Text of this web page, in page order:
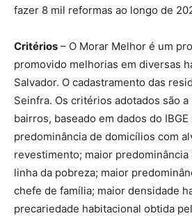
fazer 8 mil reformas ao longo de
Critérios – O Morar Melhor é um
promovido melhorias em diversas
Salvador. O cadastramento das
Seinfra. Os critérios adotados são
bairros, baseado em dados do
predominância de domicílios com
revestimento; maior predominância
linha da pobreza; maior
chefe de família; maior densidade
precariedade habitacional obtida